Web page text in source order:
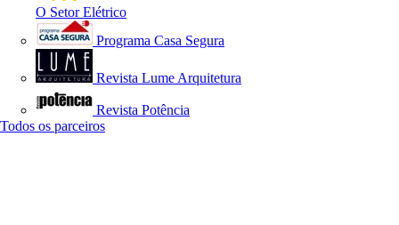
O Setor Elétrico
Programa Casa Segura
Revista Lume Arquitetura
Revista Potência
Todos os parceiros